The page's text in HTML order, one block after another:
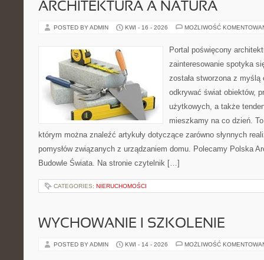
ARCHITEKTURA A NATURA
POSTED BY ADMIN KWI - 16 - 2026 MOŻLIWOŚĆ
Portal poświęcony
zainteresowanie spotyka
została stworzona z
odkrywać świat obiektów,
użytkowych, a także
mieszkamy na co dzień.
którym można znaleźć artykuły dotyczące zarówno słynnych
pomysłów związanych z urządzaniem domu. Polecamy Polska
Budowle Świata. Na stronie czytelnik […]
CATEGORIES: NIERUCHOMOŚCI
WYCHOWANIE I SZKOLENIE
POSTED BY ADMIN KWI - 14 - 2026 MOŻLIWOŚĆ